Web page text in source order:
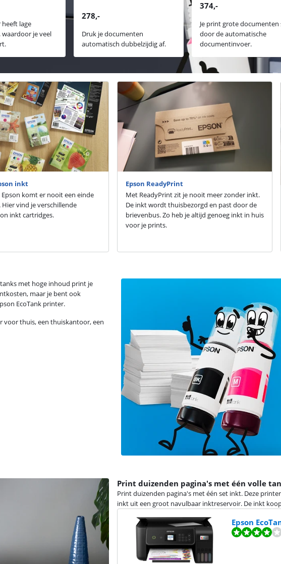
heeft lage
je veel
278,-
Druk je documenten
automatisch dubbelzijdig af.
374,-
Je print grote documenten
door de automatische
documentinvoer.
inkt
komt er nooit een einde
Hier vind je verschillende
inkt cartridges.
Epson ReadyPrint
Met ReadyPrint zit je nooit meer zonder inkt.
De inkt wordt thuisbezorgd en past door de
brievenbus. Zo heb je altijd genoeg inkt in huis
voor je prints.
met hoge inhoud print je
maar je bent ook
EcoTank printer.
voor thuis, een thuiskantoor, een
Print duizenden pagina's met één volle
Print duizenden pagina's met één set inkt. Deze
inkt uit een groot navulbaar inktreservoir. De inkt
Epson